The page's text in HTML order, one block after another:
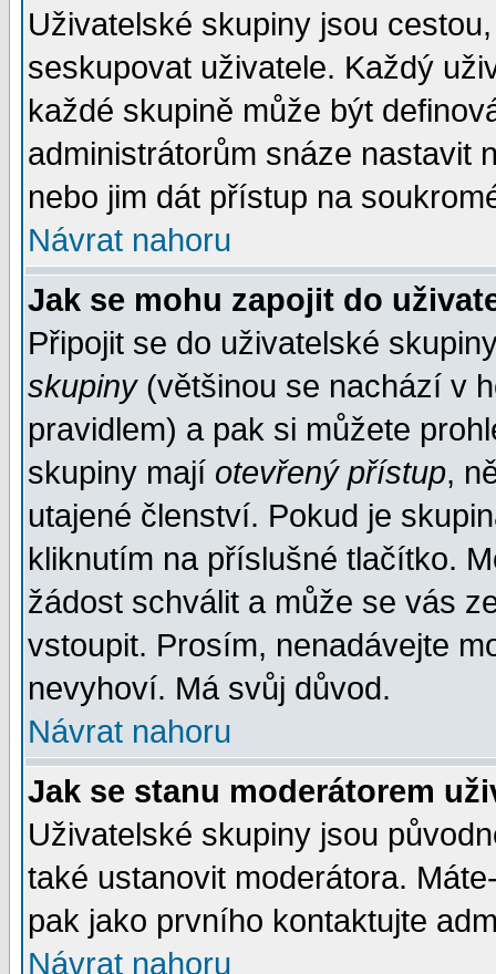
Uživatelské skupiny jsou
seskupovat uživatele. Každý
každé skupině může být
administrátorům snáze nastavit
nebo jim dát přístup na
Návrat nahoru
Jak se mohu zapojit do
Připojit se do uživatelské
skupiny(většinou se nachází v
pravidlem) a pak si můžete
skupiny mají otevřený přístup,
utajené členství. Pokud je
kliknutím na příslušné tlačítko.
žádost schválit a může se vás
vstoupit. Prosím, nenadávejte
nevyhoví. Má svůj důvod.
Návrat nahoru
Jak se stanu moderátorem
Uživatelské skupiny jsou
také ustanovit moderátora.
pak jako prvního kontaktujte
Návrat nahoru